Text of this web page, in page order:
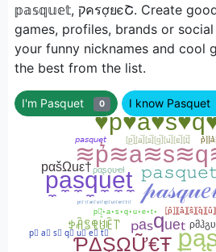
𝕡𝕒𝕤𝕢𝕦𝕖𝕥, קครợยєՇㅤ. Create good nicknames for
games, profiles, brands or
your funny nicknames and cool
the best from the list.
I'm Pasquet 0 I know Pasquet